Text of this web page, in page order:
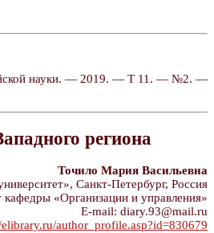
науки. — 2019. — Т 11. — №2. —
региона
Точило Мария Васильевна
Санкт-Петербург, Россия
кафедры «Организации и управления»
E-mail: diary.93@mail.ru
author_profile.asp?id=830679